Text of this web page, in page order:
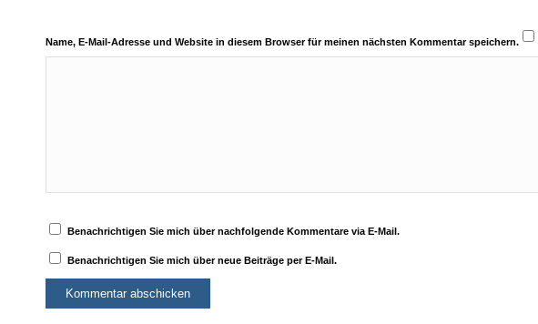
Name, E-Mail-Adresse und Website in diesem Browser für meinen nächsten Kommentar speichern.
Benachrichtigen Sie mich über nachfolgende Kommentare via E-Mail.
Benachrichtigen Sie mich über neue Beiträge per E-Mail.